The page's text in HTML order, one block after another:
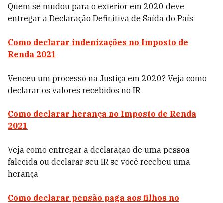
Quem se mudou para o exterior em 2020 deve
entregar a Declaração Definitiva de Saída do País
Como declarar indenizações no Imposto de
Renda 2021
Venceu um processo na Justiça em 2020? Veja como
declarar os valores recebidos no IR
Como declarar herança no Imposto de Renda
2021
Veja como entregar a declaração de uma pessoa
falecida ou declarar seu IR se você recebeu uma
herança
Como declarar pensão paga aos filhos no